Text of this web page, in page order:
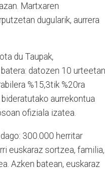
Martxaren
dugularik, aurrera
du Taupak,
datozen 10
%15,3tik %20ra
aurrekontua
ofiziala izatea.
300.000 herritar
euskaraz sortzea, familia,
Azken batean, euskaraz